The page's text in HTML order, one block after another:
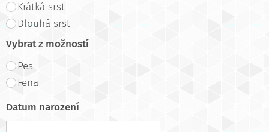
Krátká srst
Dlouhá srst
Vybrat z možností
Pes
Fena
Datum narození